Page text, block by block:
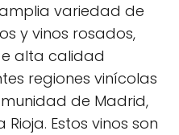
variedad de
y vinos rosados,
alta calidad
regiones vinícolas
de Madrid,
Estos vinos son